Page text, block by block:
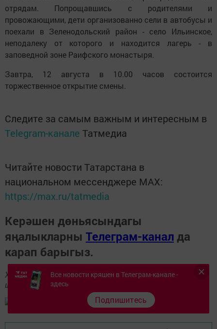
отрядам. Попрощавшись с родителями и
провожающими, дети организованно сели в автобусы и
поехали в Зеленодольский район - село Ильинское,
неподалеку от которого и находится лагерь - в
заповедной зоне Раифского монастыря.
Завтра, 12 августа в 10.00 часов состоится
торжественное открытие смены.
Следите за самым важным и интересным в
Telegram-канале Татмедиа
Читайте новости Татарстана в
национальном мессенджере MАХ:
https://max.ru/tatmedia
Керәшен дөньясындагы
яңалыкларны Телеграм-канал да
карап барыгыз.
Хәбәрләрегезне89172509795номерына языгыз,
шалтыратып әйтегез.
Все новости кряшен в Телеграм-канале -
здесь
Подпишитесь